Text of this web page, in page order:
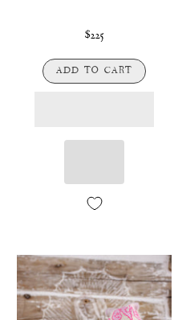
$225
ADD TO CART